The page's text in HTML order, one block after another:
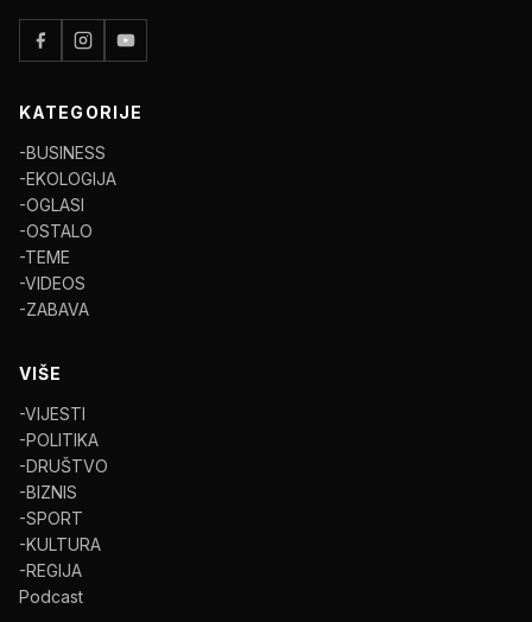
KATEGORIJE
-BUSINESS
-EKOLOGIJA
-OGLASI
-OSTALO
-TEME
-VIDEOS
-ZABAVA
VIŠE
-VIJESTI
-POLITIKA
-DRUŠTVO
-BIZNIS
-SPORT
-KULTURA
-REGIJA
Podcast